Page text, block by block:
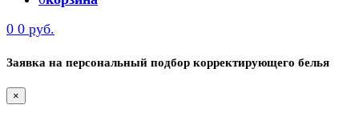
0 0 руб.
Заявка на персональный подбор корректирующего белья
×